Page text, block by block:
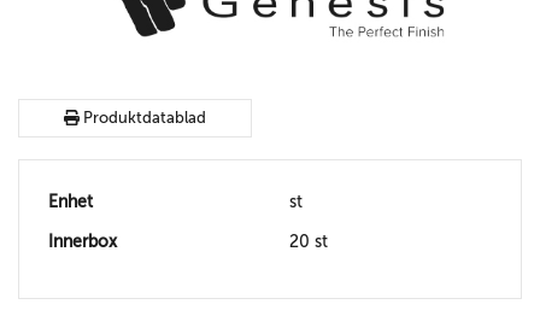
Produktdatablad
Enhet st
Innerbox 20 st